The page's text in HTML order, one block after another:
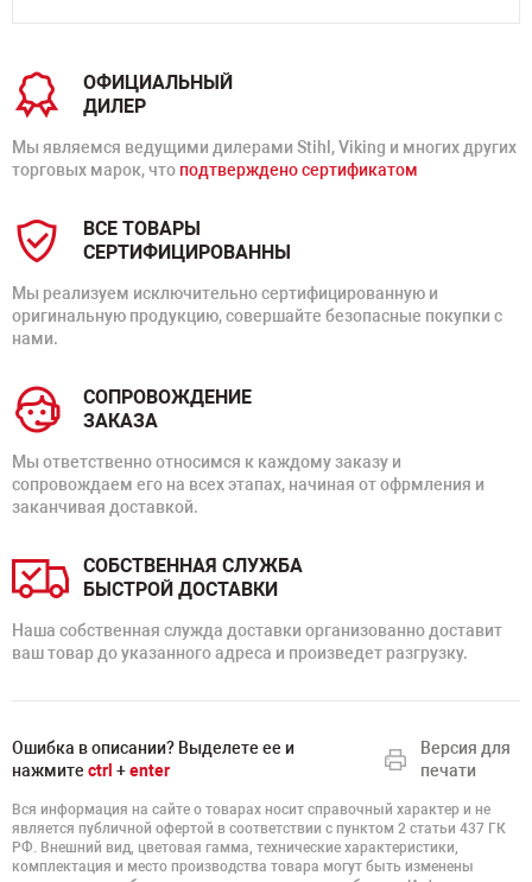
ОФИЦИАЛЬНЫЙ
ДИЛЕР
Мы являемся ведущими дилерами Stihl, Viking и многих других
торговых марок, что подтверждено сертификатом
ВСЕ ТОВАРЫ
СЕРТИФИЦИРОВАННЫ
Мы реализуем исключительно сертифицированную и
оригинальную продукцию, совершайте безопасные покупки с
нами.
СОПРОВОЖДЕНИЕ
ЗАКАЗА
Мы ответственно относимся к каждому заказу и
сопровождаем его на всех этапах, начиная от офрмления и
заканчивая доставкой.
СОБСТВЕННАЯ СЛУЖБА
БЫСТРОЙ ДОСТАВКИ
Наша собственная служда доставки организованно доставит
ваш товар до указанного адреса и произведет разгрузку.
Ошибка в описании? Выделете ее и
нажмите ctrl +enter
Версия для
печати
Вся информация на сайте о товарах носит справочный характер и не
является публичной офертой в соответствии с пунктом 2 статьи 437 ГК
РФ. Внешний вид, цветовая гамма, технические характеристики,
комплектация и место производства товара могут быть изменены